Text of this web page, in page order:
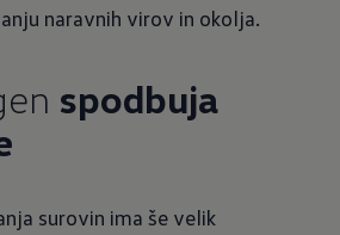
naravnih virov in okolja.
spodbuja
surovin ima še velik